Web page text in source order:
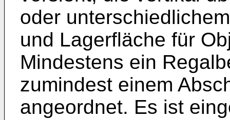
oder
und Lagerfläche für
Mindestens ein
zumindest einem
angeordnet. Es ist